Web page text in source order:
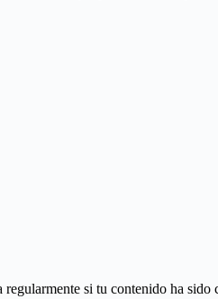
si tu contenido ha